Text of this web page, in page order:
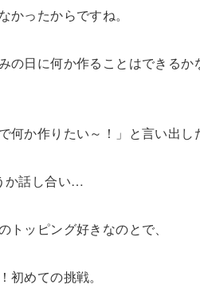
かったからですね。
の日に何か作ることはできる
何か作りたい～！」と言い出し
か話し合い…
ッピング好きなのとで、
めての挑戦。